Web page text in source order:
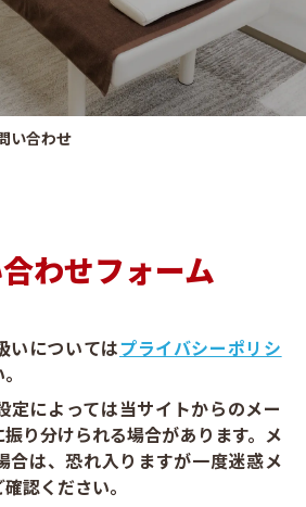
い合わせ
わせフォーム
いについてはプライバシーポリシ
定によっては当サイトからのメー
り分けられる場合があります。メ
合は、恐れ入りますが一度迷惑メ
認ください。